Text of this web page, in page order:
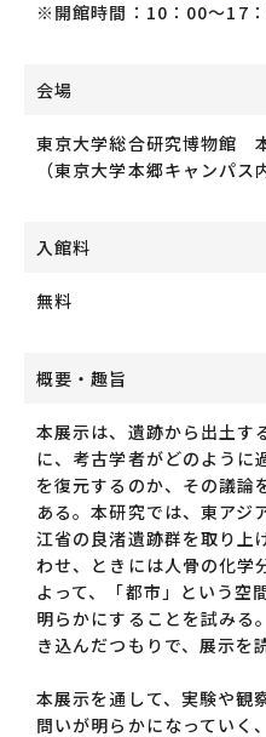
※開館時間：10：00〜17
会場
東京大学総合研究博物館
（東京大学本郷キャンパ
入館料
無料
概要・趣旨
本展示は、遺跡から出土す
に、考古学者がどのように
を復元するのか、その議論
ある。本研究では、東アジ
江省の良渚遺跡群を取り上
わせ、ときには人骨の化学
よって、「都市」という空
明らかにすることを試みる
き込んだつもりで、展示を
本展示を通して、実験や観
問いが明らかになっていく